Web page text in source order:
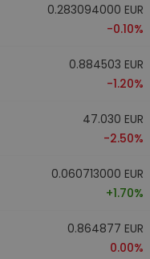
0.283094000 EUR
-0.10%
0.884503 EUR
-1.20%
47.030 EUR
-2.50%
0.060713000 EUR
+1.70%
0.864877 EUR
0.00%